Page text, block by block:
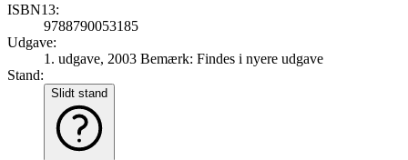
ISBN13:
9788790053185
Udgave:
1. udgave, 2003 Bemærk: Findes i nyere udgave
Stand:
Slidt stand